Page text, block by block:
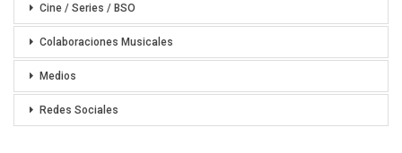
Cine / Series / BSO
Colaboraciones Musicales
Medios
Redes Sociales